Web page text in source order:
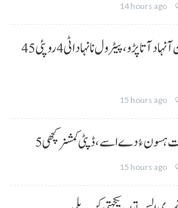
14 hours ago
حکومت نا کنڈ آن پیٹرولیم نا پوسکن آ نہاد آتا پڑو،پیٹرول نا نہاد اٹی 4 روپئی 45
15 hours ago
است ہسون ءُ دے اسے،ڈپٹی کمشنر کچھی
15 hours ago